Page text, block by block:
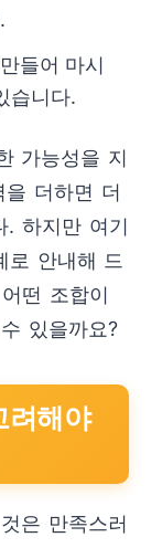
들어 마시
습니다.
가능성을 지
을 더하면 더
. 하지만 여기
로 안내해 드
떤 조합이
있을까요?
려해야
은 만족스러